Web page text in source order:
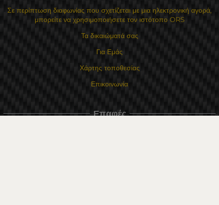
Σε περίπτωση διαφωνίας που σχετίζεται με μια ηλεκτρονική αγορά,
μπορείτε να χρησιμοποιήσετε τον ιστότοπο ORS
Τα δικαιώματά σας
Για Εμάς
Χάρτης τοποθεσίας
Επικοινωνία
Επαφές